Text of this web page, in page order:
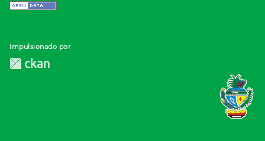
Impulsionado por